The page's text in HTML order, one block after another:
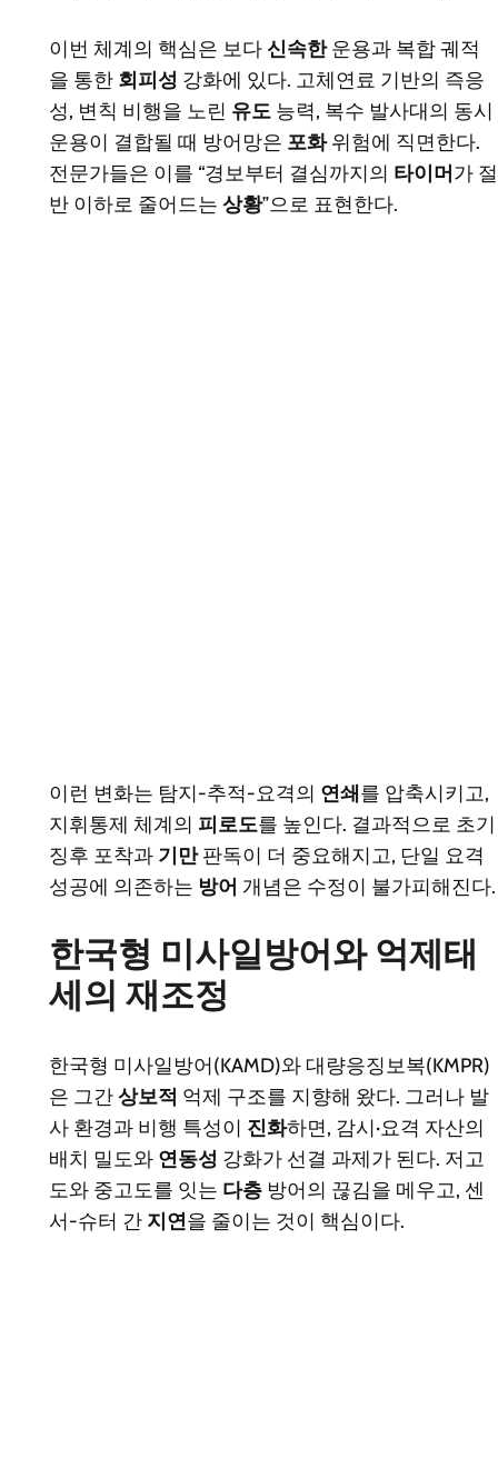
이번 체계의 핵심은 보다 신속한운용과 복합 궤적
을 통한 회피성 강화에 있다. 고체연료 기반의 즉응
성, 변칙 비행을 노린 유도 능력, 복수 발사대의 동시
운용이 결합될 때 방어망은 포화위험에 직면한다.
전문가들은 이를 “경보부터 결심까지의 타이머 가 절
반 이하로 줄어드는 상황”으로 표현한다.
이런 변화는 탐지-추적-요격의 연쇄 를 압축시키고,
지휘통제 체계의 피로도를 높인다. 결과적으로 초기
징후 포착과 기만판독이 더 중요해지고, 단일 요격
성공에 의존하는 방어 개념은 수정이 불가피해진다.
한국형 미사일방어와 억제태
세의 재조정
한국형 미사일방어(KAMD)와 대량응징보복(KMPR)
은 그간상보적 억제 구조를 지향해 왔다. 그러나 발
사 환경과 비행 특성이 진화하면, 감시·요격 자산의
배치 밀도와 연동성 강화가 선결 과제가 된다. 저고
도와 중고도를 잇는 다층 방어의 끊김을 메우고, 센
서-슈터 간 지연을 줄이는 것이 핵심이다.